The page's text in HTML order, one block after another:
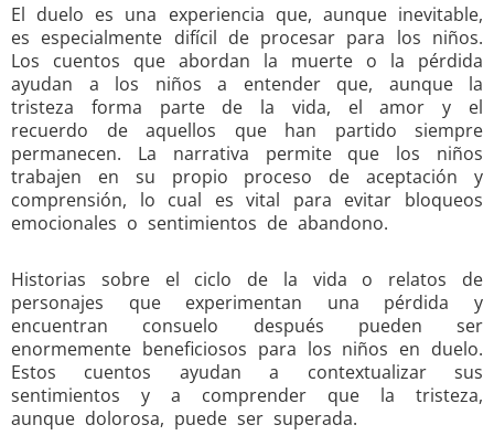
El duelo es una experiencia que, aunque inevitable,
es especialmente difícil de procesar para los niños.
Los cuentos que abordan la muerte o la pérdida
ayudan a los niños a entender que, aunque la
tristeza forma parte de la vida, el amor y el
recuerdo de aquellos que han partido siempre
permanecen. La narrativa permite que los niños
trabajen en su propio proceso de aceptación y
comprensión, lo cual es vital para evitar bloqueos
emocionales o sentimientos de abandono.
Historias sobre el ciclo de la vida o relatos de
personajes que experimentan una pérdida y
encuentran consuelo después pueden ser
enormemente beneficiosos para los niños en duelo.
Estos cuentos ayudan a contextualizar sus
sentimientos y a comprender que la tristeza,
aunque dolorosa, puede ser superada.